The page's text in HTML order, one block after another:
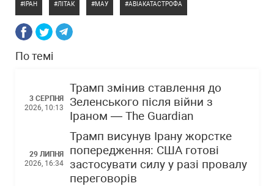
ІРАН ЛІТАК МАУ АВІАКАТАСТРОФА
По темі
3 СЕРПНЯ
2026, 10:13
Трамп змінив ставлення до
Зеленського після війни з
Іраном — The Guardian
29 ЛИПНЯ
2026, 16:34
Трамп висунув Ірану жорстке
попередження: США готові
застосувати силу у разі провалу
переговорів